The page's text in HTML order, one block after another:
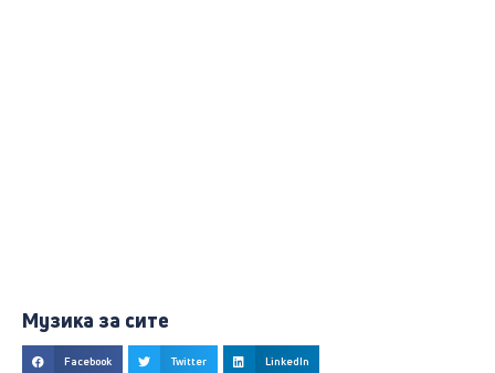
Музика за сите
Facebook Twitter LinkedIn